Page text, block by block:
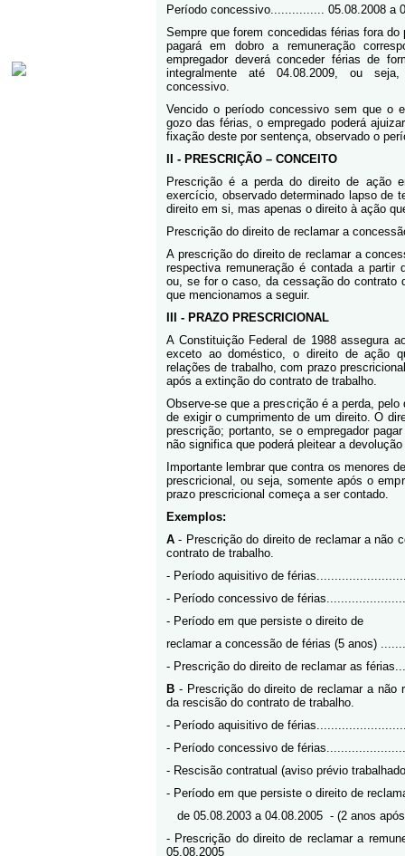
Período concessivo............... 05.08.2008 a
Sempre que forem concedidas férias fora
pagará em dobro a remuneração
empregador deverá conceder férias de
integralmente até 04.08.2009, ou
concessivo.
Vencido o período concessivo sem que o
gozo das férias, o empregado poderá
fixação deste por sentença, observado o
II - PRESCRIÇÃO – CONCEITO
Prescrição é a perda do direito de ação
exercício, observado determinado lapso de
direito em si, mas apenas o direito à ação
Prescrição do direito de reclamar a
A prescrição do direito de reclamar a
respectiva remuneração é contada a partir
ou, se for o caso, da cessação do contrato
que mencionamos a seguir.
III - PRAZO PRESCRICIONAL
A Constituição Federal de 1988 assegura
exceto ao doméstico, o direito de ação
relações de trabalho, com prazo
após a extinção do contrato de trabalho.
Observe-se que a prescrição é a perda,
de exigir o cumprimento de um direito. O
prescrição; portanto, se o empregador
não significa que poderá pleitear a
Importante lembrar que contra os menores
prescricional, ou seja, somente após o
prazo prescricional começa a ser contado.
Exemplos:
A - Prescrição do direito de reclamar a não
contrato de trabalho.
- Período aquisitivo de
- Período concessivo de
- Período em que persiste o direito de
reclamar a concessão de férias (5 anos)
- Prescrição do direito de reclamar as
B - Prescrição do direito de reclamar a não
da rescisão do contrato de trabalho.
- Período aquisitivo de
- Período concessivo de
- Rescisão contratual (aviso prévio
- Período em que persiste o direito de
de 05.08.2003 a 04.08.2005 - (2 anos
- Prescrição do direito de reclamar a
05.08.2005